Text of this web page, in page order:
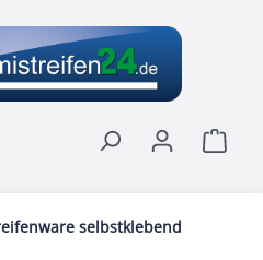
selbstklebend